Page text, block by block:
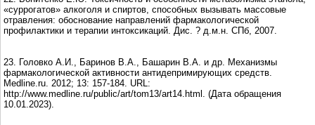
«суррогатов» алкоголя и спиртов, способных вызывать массовые
отравления: обоснование направлений фармакологической
профилактики и терапии интоксикаций. Дис. ? д.м.н. СПб, 2007.
23. Головко А.И., Баринов В.А., Башарин В.А. и др. Механизмы
фармакологической активности антидепримирующих средств.
Medline.ru. 2012; 13: 157-184. URL:
http://www.medline.ru/public/art/tom13/art14.html. (Дата обращения
10.01.2023).